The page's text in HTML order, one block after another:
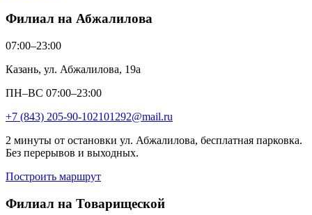
Филиал на Абжалилова
07:00–23:00
Казань, ул. Абжалилова, 19а
ПН–ВС 07:00–23:00
+7 (843) 205-90-102101292@mail.ru
2 минуты от остановки ул. Абжалилова, бесплатная парковка.
Без перерывов и выходных.
Построить маршрут
Филиал на Товарищеской